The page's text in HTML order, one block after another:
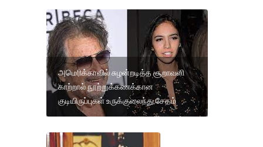
அமெரிக்காவில் சுழன்றடித்த சூறாவளி
காற்றால் நூற்றுக்கணக்கான
குடியிருப்புகள் உருக்குலைந்து சேதம்